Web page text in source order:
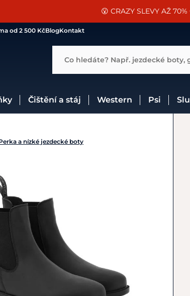
SLEVA 13% na vše od
😮 CRAZY SLEVY AŽ 70%
📐Pasování a doplňky k vybraným
od 2 500 KčBlogKontakt
Co hledáte? Např. jezdecké boty,
Čištění a stáj Western Psi
a nízké jezdecké boty